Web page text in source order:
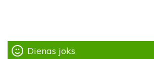
Dienas joks